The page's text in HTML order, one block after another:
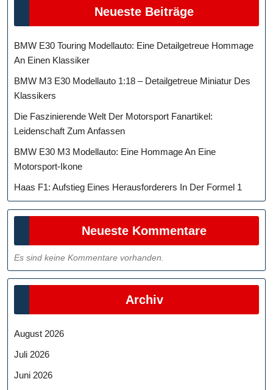
Neueste Beiträge
BMW E30 Touring Modellauto: Eine Detailgetreue Hommage
An Einen Klassiker
BMW M3 E30 Modellauto 1:18 – Detailgetreue Miniatur Des
Klassikers
Die Faszinierende Welt Der Motorsport Fanartikel:
Leidenschaft Zum Anfassen
BMW E30 M3 Modellauto: Eine Hommage An Eine
Motorsport-Ikone
Haas F1: Aufstieg Eines Herausforderers In Der Formel 1
Neueste Kommentare
Es sind keine Kommentare vorhanden.
Archiv
August 2026
Juli 2026
Juni 2026